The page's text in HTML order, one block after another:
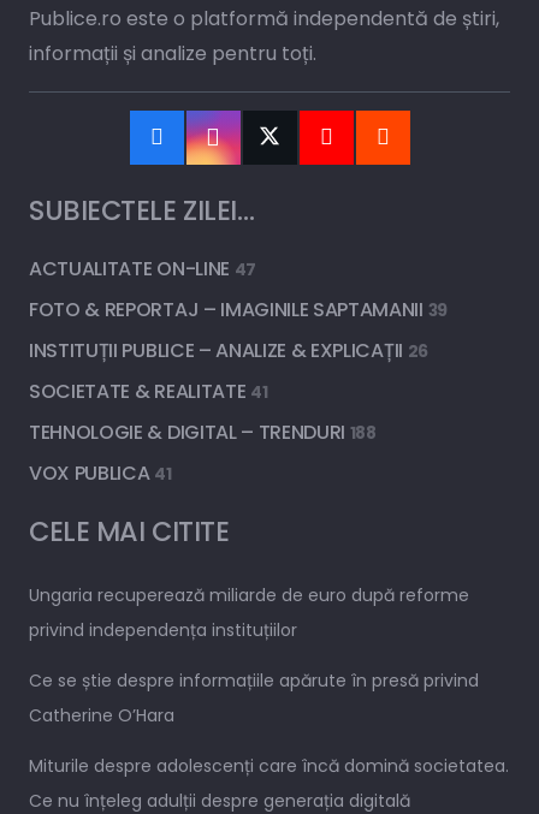
Publice.ro este o platformă independentă de știri,
informații și analize pentru toți.
SUBIECTELE ZILEI…
ACTUALITATE ON-LINE 47
FOTO & REPORTAJ – IMAGINILE SAPTAMANII 39
INSTITUȚII PUBLICE – ANALIZE & EXPLICAȚII 26
SOCIETATE & REALITATE 41
TEHNOLOGIE & DIGITAL – TRENDURI 188
VOX PUBLICA 41
CELE MAI CITITE
Ungaria recuperează miliarde de euro după reforme
privind independența instituțiilor
Ce se știe despre informațiile apărute în presă privind
Catherine O’Hara
Miturile despre adolescenți care încă domină societatea.
Ce nu înțeleg adulții despre generația digitală